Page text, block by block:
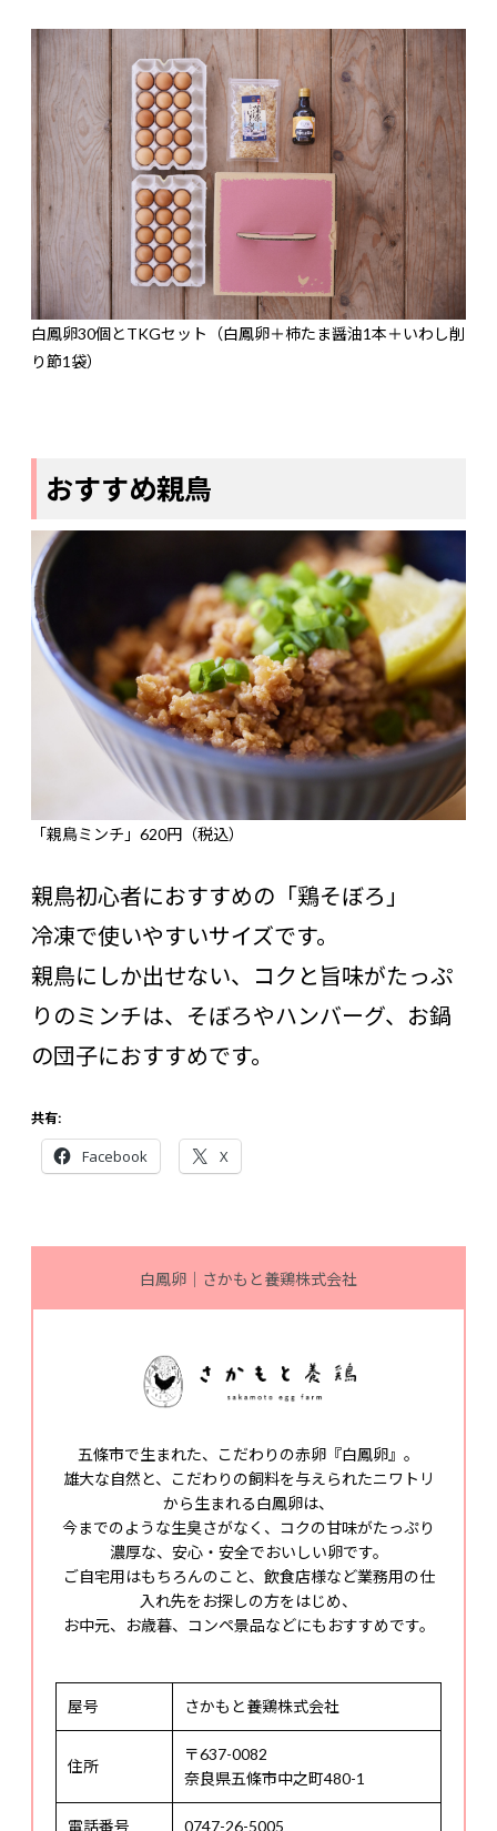
白鳳卵30個とTKGセット（白鳳卵＋柿たま醤油1本＋いわし削
り節1袋）
おすすめ親鳥
「親鳥ミンチ」620円（税込）
親鳥初心者におすすめの「鶏そぼろ」
冷凍で使いやすいサイズです。
親鳥にしか出せない、コクと旨味がたっぷ
りのミンチは、そぼろやハンバーグ、お鍋
の団子におすすめです。
共有:
Facebook X
白鳳卵｜さかもと養鶏株式会社
五條市で生まれた、こだわりの赤卵『白鳳卵』。
雄大な自然と、こだわりの飼料を与えられたニワトリ
から生まれる白鳳卵は、
今までのような生臭さがなく、コクの甘味がたっぷり
濃厚な、安心・安全でおいしい卵です。
ご自宅用はもちろんのこと、飲食店様など業務用の仕
入れ先をお探しの方をはじめ、
お中元、お歳暮、コンペ景品などにもおすすめです。
屋号 さかもと養鶏株式会社
住所
〒637-0082
奈良県五條市中之町480-1
電話番号 0747-26-5005